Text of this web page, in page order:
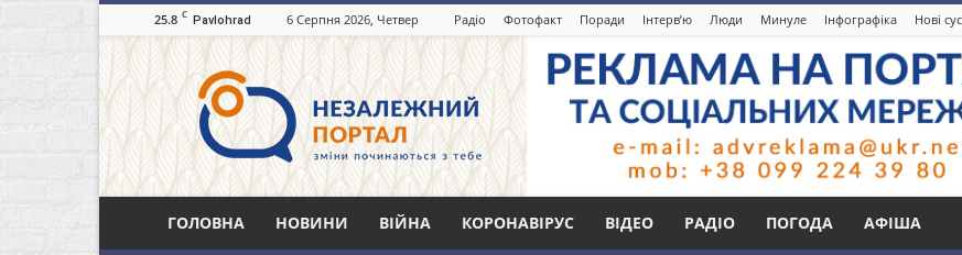
25.8 C Pavlohrad 6 Серпня 2026, Четвер Радіо Фотофакт Поради Інтерв’ю Люди Минуле Інфографіка Нові
Незалежний
портал
Павлоград.dp.ua
ГОЛОВНА НОВИНИ ВІЙНА КОРОНАВІРУС ВІДЕО РАДІО ПОГОДА АФІША